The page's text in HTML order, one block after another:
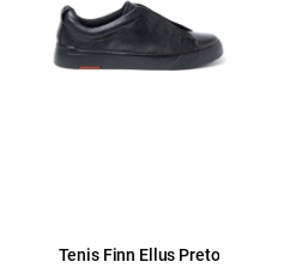
Tenis Finn Ellus Preto